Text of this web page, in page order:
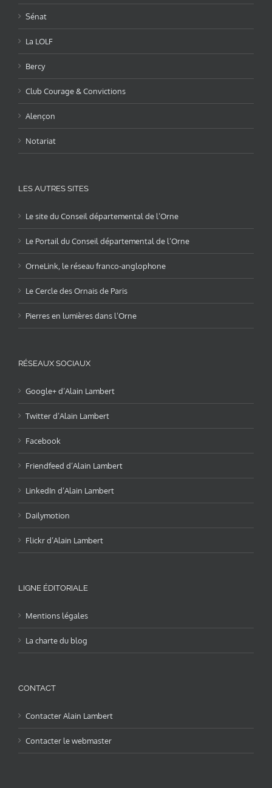
Sénat
La LOLF
Bercy
Club Courage & Convictions
Alençon
Notariat
LES AUTRES SITES
Le site du Conseil départemental de l’Orne
Le Portail du Conseil départemental de l’Orne
OrneLink, le réseau franco-anglophone
Le Cercle des Ornais de Paris
Pierres en lumières dans l’Orne
RÉSEAUX SOCIAUX
Google+ d’Alain Lambert
Twitter d’Alain Lambert
Facebook
Friendfeed d’Alain Lambert
LinkedIn d’Alain Lambert
Dailymotion
Flickr d’Alain Lambert
LIGNE ÉDITORIALE
Mentions légales
La charte du blog
CONTACT
Contacter Alain Lambert
Contacter le webmaster